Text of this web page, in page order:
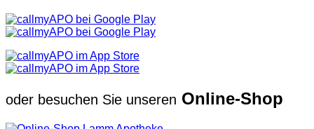
oder besuchen Sie unseren Online-Shop